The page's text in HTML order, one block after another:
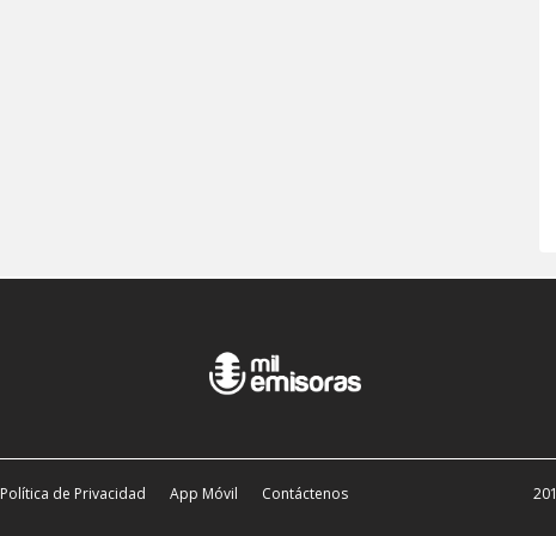
Política de Privacidad App Móvil Contáctenos